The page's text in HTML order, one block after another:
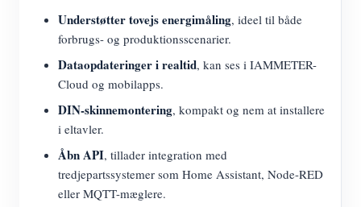
Understøtter tovejs energimåling, ideel til både
forbrugs- og produktionsscenarier.
Dataopdateringer i realtid, kan ses i IAMMETER-
Cloud og mobilapps.
DIN-skinnemontering, kompakt og nem at installere
i eltavler.
Åbn API, tillader integration med
tredjepartssystemer som Home Assistant, Node-RED
eller MQTT-mæglere.